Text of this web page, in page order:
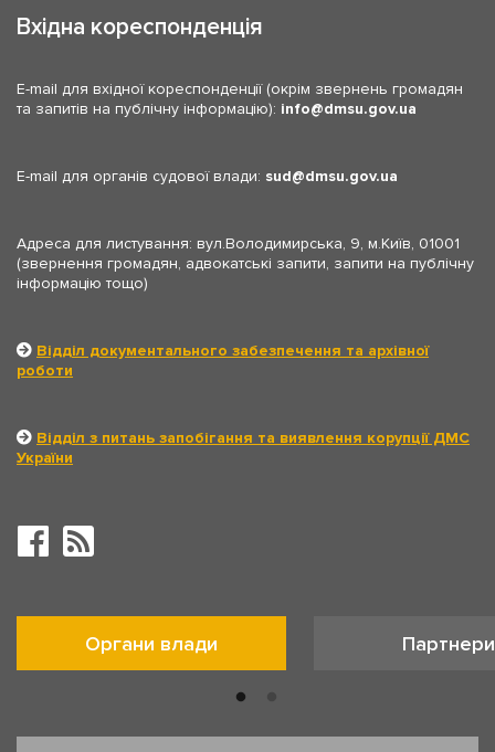
Вхідна кореспонденція
E-mail для вхідної кореспонденції (окрім звернень громадян
та запитів на публічну інформацію): info dmsu.gov.ua
E-mail для органів судової влади: sud dmsu.gov.ua
Адреса для листування: вул.Володимирська, 9, м.Київ, 01001
(звернення громадян, адвокатські запити, запити на публічну
інформацію тощо)
Відділ документального забезпечення та архівної
роботи
Відділ з питань запобігання та виявлення корупції ДМС
України
Органи влади Партнери